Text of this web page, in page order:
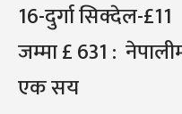
16-दुर्गा सिक्देल-£11
जम्मा £ 631 :
एक सय